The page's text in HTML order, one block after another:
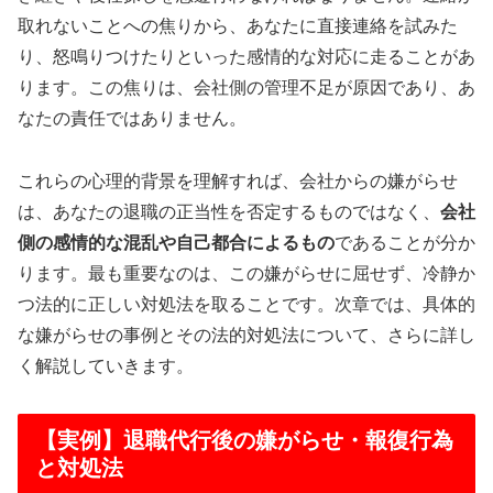
取れないことへの焦りから、あなたに直接連絡を試みた
り、怒鳴りつけたりといった感情的な対応に走ることがあ
ります。この焦りは、会社側の管理不足が原因であり、あ
なたの責任ではありません。
これらの心理的背景を理解すれば、会社からの嫌がらせ
は、あなたの退職の正当性を否定するものではなく、 会社
側の感情的な混乱や自己都合によるものであることが分か
ります。最も重要なのは、この嫌がらせに屈せず、冷静か
つ法的に正しい対処法を取ることです。次章では、具体的
な嫌がらせの事例とその法的対処法について、さらに詳し
く解説していきます。
【実例】退職代行後の嫌がらせ・報復行為
と対処法